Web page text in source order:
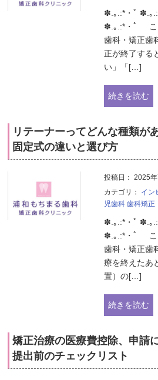
✽.｡.:*・ﾟ ✽.｡
✽.｡.:*・ﾟ こ
歯科・矯正歯
正が終了する
い」「[…]
続きを読む
リテーナーってどんな種類が
固定式の違いと選び方
投稿日： 2025年
カテゴリ： イン
児歯科 歯科矯正
✽.｡.:*・ﾟ ✽.｡
✽.｡.:*・ﾟ こ
歯科・矯正歯
療を終えたあ
置）の[…]
続きを読む
矯正治療の医療費控除、申請
提出前のチェックリスト